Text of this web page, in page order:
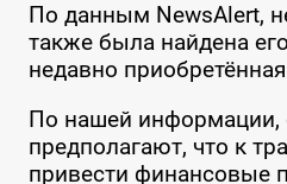
По данным NewsAlert,
также была найдена
недавно
По нашей информации,
предполагают, что к
привести финансовые